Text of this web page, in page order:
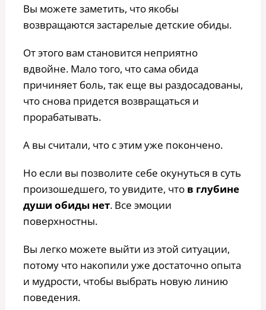
Вы можете заметить, что якобы
возвращаются застарелые детские обиды.
От этого вам становится неприятно
вдвойне. Мало того, что сама обида
причиняет боль, так еще вы раздосадованы,
что снова придется возвращаться и
прорабатывать.
А вы считали, что с этим уже покончено.
Но если вы позволите себе окунуться в суть
произошедшего, то увидите, что в глубине
души обиды нет. Все эмоции
поверхностны.
Вы легко можете выйти из этой ситуации,
потому что накопили уже достаточно опыта
и мудрости, чтобы выбрать новую линию
поведения.